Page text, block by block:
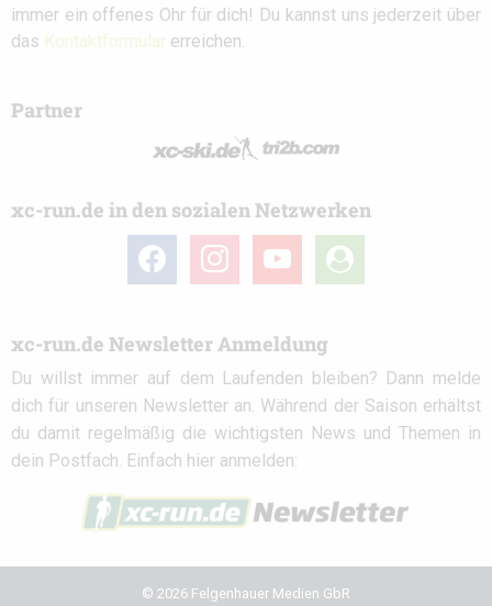
immer ein offenes Ohr für dich! Du kannst uns jederzeit über
das Kontaktformular erreichen.
Partner
xc-run.de in den sozialen Netzwerken
facebook instagram youtube
user-
circle
xc-run.de Newsletter Anmeldung
Du willst immer auf dem Laufenden bleiben? Dann melde
dich für unseren Newsletter an. Während der Saison erhältst
du damit regelmäßig die wichtigsten News und Themen in
dein Postfach. Einfach hier anmelden:
© 2026 Felgenhauer Medien GbR